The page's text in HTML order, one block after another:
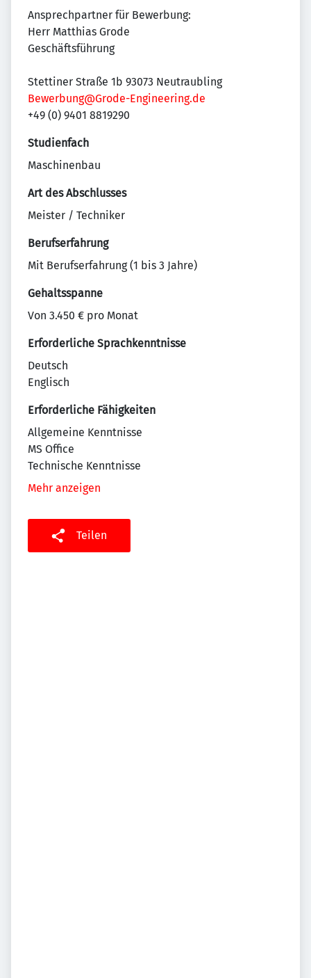
Ansprechpartner für Bewerbung:
Herr Matthias Grode
Geschäftsführung
Stettiner Straße 1b 93073 Neutraubling
Bewerbung@Grode-Engineering.de
+49 (0) 9401 8819290
Studienfach
Maschinenbau
Art des Abschlusses
Meister / Techniker
Berufserfahrung
Mit Berufserfahrung (1 bis 3 Jahre)
Gehaltsspanne
Von 3.450 € pro Monat
Erforderliche Sprachkenntnisse
Deutsch
Englisch
Erforderliche Fähigkeiten
Allgemeine Kenntnisse
MS Office
Technische Kenntnisse
Mehr anzeigen
Teilen